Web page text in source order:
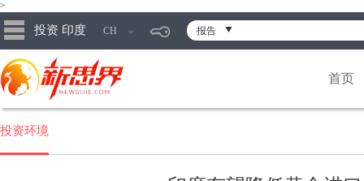
>
投资 印度 CH 报告
首页
投资环境